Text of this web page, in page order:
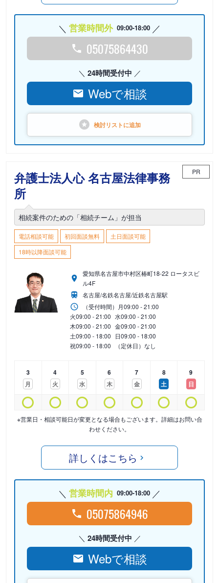
営業時間外 09:00-18:00
05075864430
24時間受付中
Webで相談
検討リストに追加
弁護士法人心 名古屋法律事務
所
PR
相続案件のための「相続チーム」が担当
電話相談可能 初回面談無料
土日面談可能
18時以降面談可能
愛知県名古屋市中村区椿町18-22 ロータスビ
ル4F
名古屋/名鉄名古屋/近鉄名古屋駅
（受付時間） 月09:00 - 21:00
火09:00 - 21:00 水09:00 - 21:00
木09:00 - 21:00 金09:00 - 21:00
土09:00 - 18:00 日09:00 - 18:00
祝09:00 - 18:00 （定休日）なし
3
月
4
火
5
水
6
木
7
金
8
土
9
日
※営業日・相談可能日が変更となる場合もございます。詳細はお問い合
わせください。
詳しくはこちら
営業時間内 09:00-18:00
05075864946
24時間受付中
Webで相談